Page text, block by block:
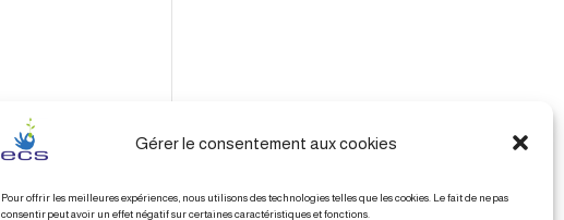
Gérer le consentement aux cookies
Pour offrir les meilleures expériences, nous utilisons des technologies telles que les cookies. Le fait de ne pas
consentir peut avoir un effet négatif sur certaines caractéristiques et fonctions.